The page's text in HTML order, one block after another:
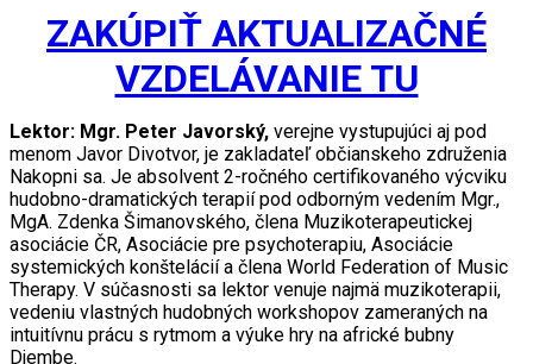
ZAKÚPIŤ AKTUALIZAČNÉ
VZDELÁVANIE TU
Lektor: Mgr. Peter Javorský, verejne vystupujúci aj pod
menom Javor Divotvor, je zakladateľ občianskeho združenia
Nakopni sa. Je absolvent 2-ročného certifikovaného výcviku
hudobno-dramatických terapií pod odborným vedením Mgr.,
MgA. Zdenka Šimanovského, člena Muzikoterapeutickej
asociácie ČR, Asociácie pre psychoterapiu, Asociácie
systemických konštelácií a člena World Federation of Music
Therapy. V súčasnosti sa lektor venuje najmä muzikoterapii,
vedeniu vlastných hudobných workshopov zameraných na
intuitívnu prácu s rytmom a výuke hry na africké bubny
Djembe.